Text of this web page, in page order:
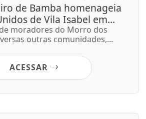
de Bamba homenageia
de Vila Isabel em...
moradores do Morro dos
outras comunidades,...
ACESSAR